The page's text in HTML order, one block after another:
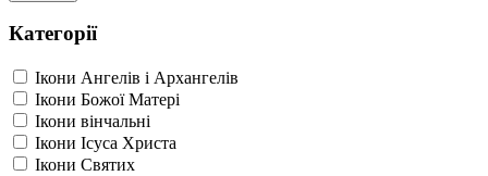
Категорії
Ікони Ангелів і Архангелів
Ікони Божої Матері
Ікони вінчальні
Ікони Ісуса Христа
Ікони Святих